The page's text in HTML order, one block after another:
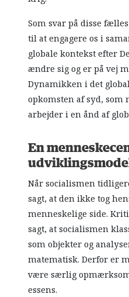
Som svar på disse
til at engagere os i
globale kontekst efter
ændre sig og er på vej
Dynamikken i det
opkomsten af syd, som
arbejder i en ånd af
En
Når socialismen
sagt, at den ikke tog
menneskelige side.
sagt, at socialismen
som objekter og
matematisk. Derfor er
være særlig
essens.